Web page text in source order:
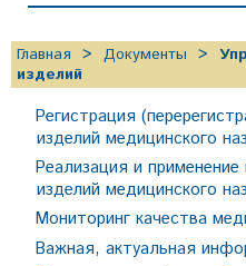
Главная Документы
изделий
Регистрация
изделий медицинского
Реализация и
изделий медицинского
Мониторинг качества
Важная, актуальная